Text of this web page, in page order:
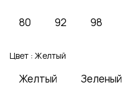
80 92 98
Цвет : Желтый
Желтый Зеленый